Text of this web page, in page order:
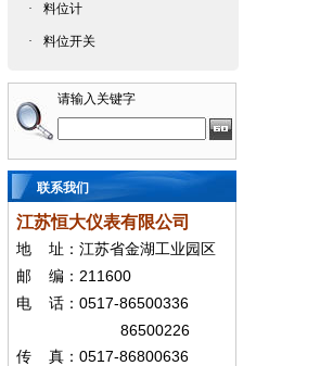
·
料位计
· 料位开关
请输入关键字
联系我们
江苏恒大仪表有限公司
地
址：江苏省金湖工业园区
邮
编： 211600
电 话： 0517-86500336
86500226
传 真： 0517-86800636